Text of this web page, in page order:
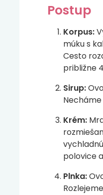
Postup
Korpus:
múku s
Cesto
približne
Sirup:
Krém:
polovice
Plnka: